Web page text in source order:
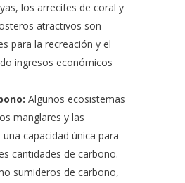
los arrecifes de coral y
atractivos son
para la recreación y el
ingresos económicos
Algunos ecosistemas
manglares y las
capacidad única para
cantidades de carbono.
sumideros de carbono,